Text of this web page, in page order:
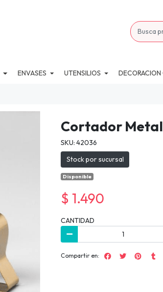
ENVASES UTENSILIOS
Cortador
SKU: 42036
Stock por sucursal
Disponible
$ 1.490
CANTIDAD
Compartir en: